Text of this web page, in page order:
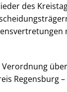
des
Regensburg